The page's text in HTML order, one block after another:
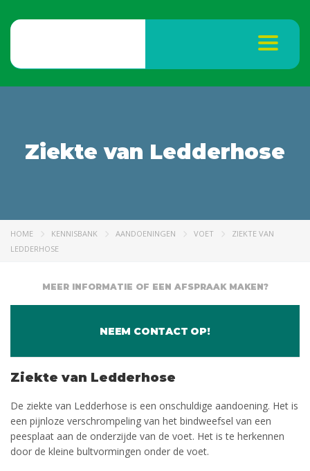
Toggle
Ziekte van Ledderhose
HOME KENNISBANK AANDOENINGEN VOET
ZIEKTE VAN
LEDDERHOSE
MEER INFORMATIE OF EEN AFSPRAAK MAKEN?
NEEM CONTACT OP!
Ziekte van Ledderhose
De ziekte van Ledderhose is een onschuldige aandoening. Het is
een pijnloze verschrompeling van het bindweefsel van een
peesplaat aan de onderzijde van de voet. Het is te herkennen
door de kleine bultvormingen onder de voet.